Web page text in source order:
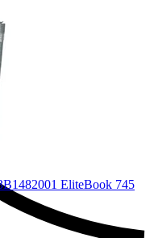
EliteBook 745